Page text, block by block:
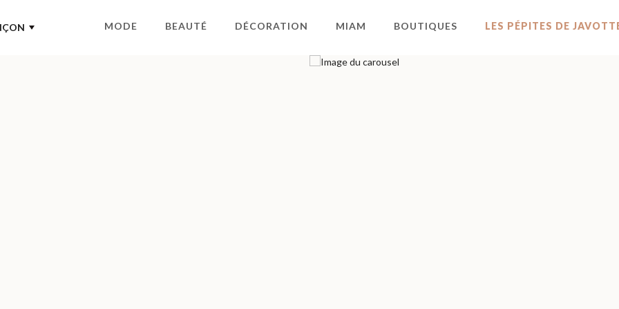
MODE BEAUTÉ DÉCORATION MIAM BOUTIQUES LES PÉPITES DE